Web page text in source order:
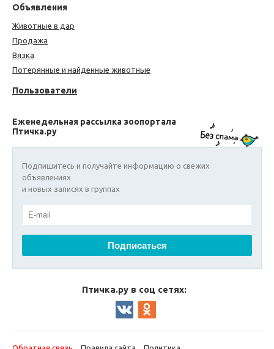
Объявления
Животные в дар
Продажа
Вязка
Потерянные и найденные животные
Пользователи
Еженедельная рассылка зоопортала
Птичка.ру
Подпишитесь и получайте информацию о свежих
объявлениях
и новых записях в группах
Птичка.ру в соц сетях: